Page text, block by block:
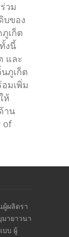
วม
บของ
เก็ต
งนี้
และ
ภูเก็ต
มเพิ่ม
ห้
าน
of
ผู้ผลิดรา
ายาวนา
บบ ผู้